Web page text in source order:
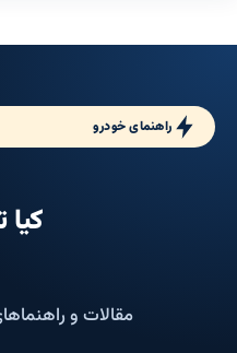
راهنمای خودرو
کیا
مقالات و